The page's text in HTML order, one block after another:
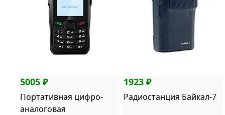
5005 ₽
Портативная цифро-
аналоговая
1923 ₽
Радиостанция Байкал-7